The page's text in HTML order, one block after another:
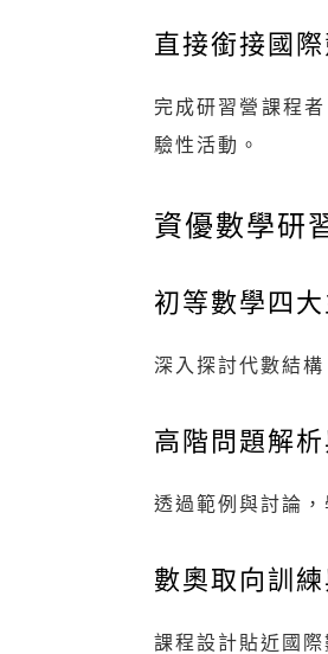
直接銜接國
完成研習營課程
驗性活動。
資優數學研
初等數學四
深入探討代數結
高階問題解
透過範例與討論
數奧取向訓
課程設計貼近國